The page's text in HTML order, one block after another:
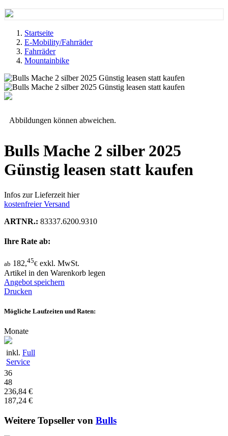
Startseite
E-Mobility/Fahrräder
Fahrräder
Mountainbike
Abbildungen können abweichen.
Bulls Mache 2 silber 2025
Günstig leasen statt kaufen
Infos zur Lieferzeit hier
kostenfreier Versand
ARTNR.: 83337.6200.9310
Ihre Rate ab:
ab 182,45€ exkl. MwSt.
Artikel in den Warenkorb legen
Angebot speichern
Drucken
Mögliche Laufzeiten und Raten:
Monate
inkl. Full
Service
36
48
236,84 €
187,24 €
Weitere Topseller von Bulls